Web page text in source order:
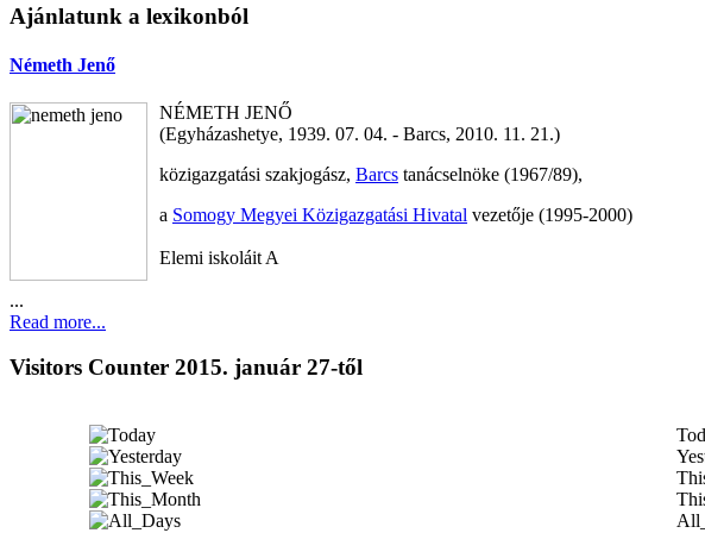
Ajánlatunk a lexikonból
Németh Jenő
NÉMETH JENŐ
(Egyházashetye, 1939. 07. 04. - Barcs, 2010. 11. 21.)
közigazgatási szakjogász, Barcs tanácselnöke (1967/89),
a Somogy Megyei Közigazgatási Hivatal vezetője (1995-2000)
Elemi iskoláit A
...
Read more...
Visitors Counter 2015. január 27-től